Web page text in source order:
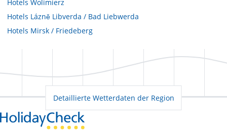
Hotels Wolimierz
Hotels Lázně Libverda / Bad Liebwerda
Hotels Mirsk / Friedeberg
Detaillierte Wetterdaten der Region